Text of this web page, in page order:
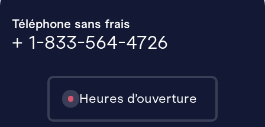
Téléphone sans frais
+ 1-833-564-4726
Heures d’ouverture